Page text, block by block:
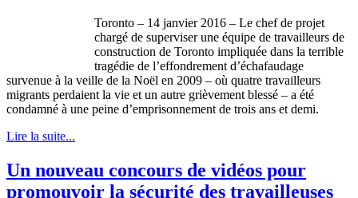
Toronto – 14 janvier 2016 – Le chef de projet
chargé de superviser une équipe de travailleurs de
construction de Toronto impliquée dans la terrible
tragédie de l’effondrement d’échafaudage
survenue à la veille de la Noël en 2009 – où quatre travailleurs
migrants perdaient la vie et un autre grièvement blessé – a été
condamné à une peine d’emprisonnement de trois ans et demi.
Lire la suite...
Un nouveau concours de vidéos pour
promouvoir la sécurité des travailleuses